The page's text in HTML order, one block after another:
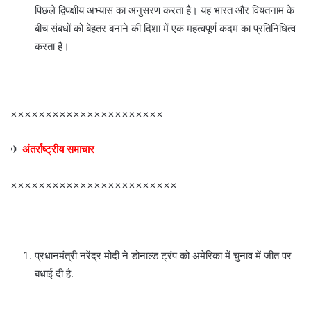
पिछले द्विपक्षीय अभ्यास का अनुसरण करता है। यह भारत और वियतनाम के
बीच संबंधों को बेहतर बनाने की दिशा में एक महत्वपूर्ण कदम का प्रतिनिधित्व
करता है।
××××××××××××××××××××××
✈ अंतर्राष्ट्रीय समाचार
××××××××××××××××××××××××
प्रधानमंत्री नरेंद्र मोदी ने डोनाल्ड ट्रंप को अमेरिका में चुनाव में जीत पर
बधाई दी है.